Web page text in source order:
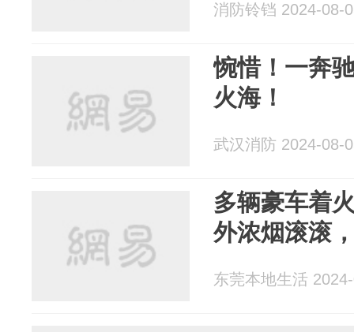
消防铃铛 2024-08-
惋惜！一奔
火海！
武汉消防 2024-08-
多辆豪车着
外浓烟滚滚
东莞本地生活